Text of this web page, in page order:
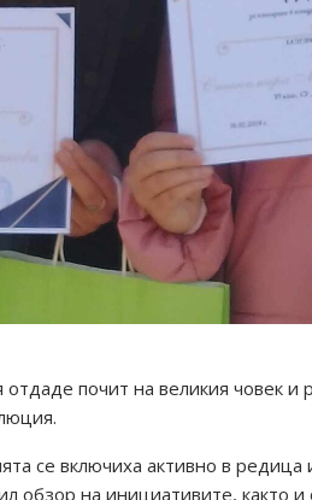
почит на великия човек
се включиха активно в
обзор на инициативите, както